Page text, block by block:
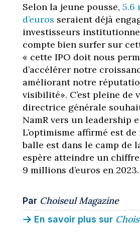
Selon la jeune pousse, 5.6
d’euros seraient déjà
investisseurs
compte bien surfer sur
« cette IPO doit nous
d’accélérer notre
améliorant notre
visibilité». C’est pleine de
directrice générale
NamR vers un leadership
L’optimisme affirmé est
balle est dans le camp de
espère atteindre un chiffre
9 millions d’euros en 2023.
Par Choiseul Magazine
En savoir plus sur